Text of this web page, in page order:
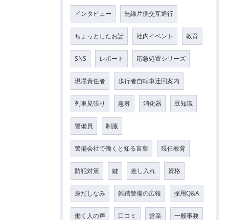
インタビュー 無線片側交互通行
ちょっとしたお話 社内イベント 教育
SNS レポート 応急処置シリーズ
現場責任者 歩行者自転車迂回案内
列車見張り 急募 消化器 豆知識
警備員 制服
警備会社で働くと知る言葉 現任教育
防犯対策 鍵 差し入れ 資格
身だしなみ 雑踏警備の広報 採用Q&A
働く人の声 口コミ 営業 一般事務